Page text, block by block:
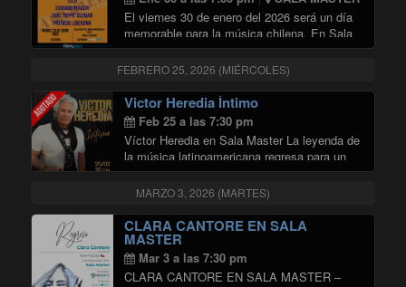
El viernes 30 de enero del 2026 será un día
memorable para la música chilena. En Sala
Máster de Radio Universidad de Chile, se
presentará un reconocido grupo de músicos
chilenos iconos del Canto Nuevo. …
Continuar leyendo "Canto Nuevo: Humor y Canciones"
FEBRERO 25, 2026 (MIÉRCOLES)
Victor Heredia Íntimo
Feb 25 a las 7:30 pm
Víctor Heredia en Sala Master La leyenda de
la música latinoamericana regresa para un
encuentro inolvidable. Este 25 de febrero,
vive las canciones de Víctor Heredia en su
formato más puro y cercano. Olvídate de …
Continuar leyendo"Victor Heredia Íntimo"
MARZO 3, 2026 (MARTES)
CLARA CANTORE EN SALA
MASTER
Mar 3 a las 7:30 pm
CLARA CANTORE EN SALA MASTER –